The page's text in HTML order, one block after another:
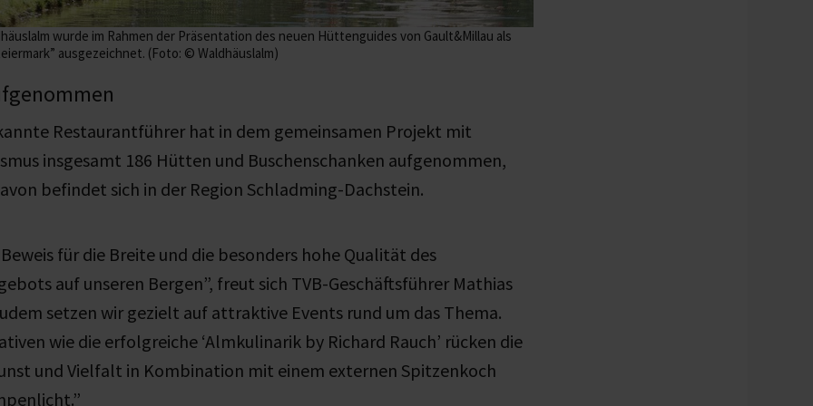
wurde im Rahmen der Präsentation des neuen Hüttenguides von Gault&Millau als
ausgezeichnet. (Foto: © Waldhäuslalm)
Restaurantführer hat in dem gemeinsamen Projekt mit
insgesamt 186 Hütten und Buschenschanken aufgenommen,
befindet sich in der Region Schladming-Dachstein.
für die Breite und die besonders hohe Qualität des
auf unseren Bergen”, freut sich TVB-Geschäftsführer Mathias
setzen wir gezielt auf attraktive Events rund um das Thema.
wie die erfolgreiche ‘Almkulinarik by Richard Rauch’ rücken die
und Vielfalt in Kombination mit einem externen Spitzenkoch